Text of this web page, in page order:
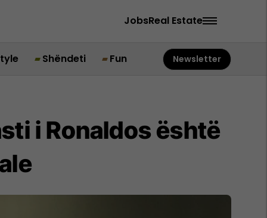
JobsReal Estate
Shëndeti Fun Newsletter
i Ronaldos është